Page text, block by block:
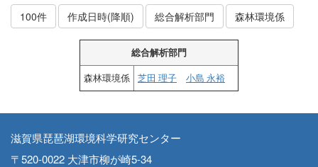
100件 作成日時(降順) 総合解析部門 森林環境係
総合解析部門
森林環境係
芝田 理子 小島 永裕
滋賀県琵琶湖環境科学研究センター
〒520-0022 大津市柳が崎5-34